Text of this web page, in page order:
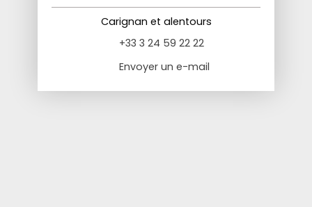
Carignan et alentours
+33 3 24 59 22 22
Envoyer un e-mail